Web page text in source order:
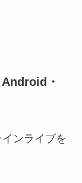
・
ンライブを